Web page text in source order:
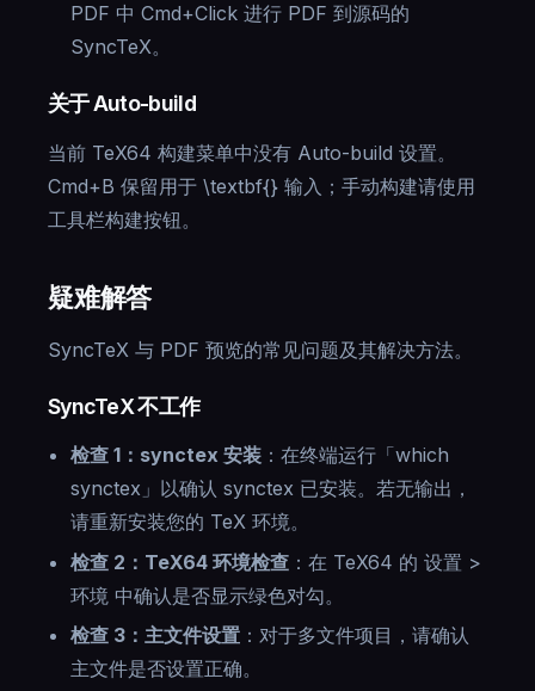
PDF 中 Cmd+Click 进行 PDF 到源码的
SyncTeX。
关于 Auto-build
当前 TeX64 构建菜单中没有 Auto-build 设置。
Cmd+B 保留用于 \textbf{} 输入；手动构建请使用
工具栏构建按钮。
疑难解答
SyncTeX 与 PDF 预览的常见问题及其解决方法。
SyncTeX 不工作
检查 1：synctex 安装 ：在终端运行「which
synctex」以确认 synctex 已安装。若无输出，
请重新安装您的 TeX 环境。
检查 2：TeX64 环境检查 ：在 TeX64 的 设置 >
环境 中确认是否显示绿色对勾。
检查 3：主文件设置 ：对于多文件项目，请确认
主文件是否设置正确。